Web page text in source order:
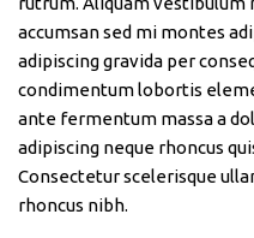
accumsan sed mi montes
adipiscing gravida per
condimentum lobortis
ante fermentum massa a
adipiscing neque rhoncus
Consectetur scelerisque
rhoncus nibh.